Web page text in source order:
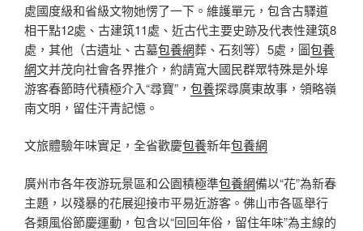
處國度級和省級文物她愣了一下。維護單元，包含古驛道
相干點12處、古建筑11處、近古代主要史跡及代表性建筑8
處，其他（古遺址、古墓包養網葬、石刻等）5處，圖包養
網文并茂向社會各界推介，約請寬大國民群眾特殊是外埠
游客春節時代積極介入“尋寶”， 包養探尋廣東故事，領略嶺
南文明，留住汗青記憶。
文旅體驗年味實足，全省歡慶包養新年包養網
廣州市各年夜游玩景區和公園積極準包養網備以“花”為新春
主題，以殘暴的花展迎接市平易近游客。佛山市各區舉行
各類風俗節慶運動，包含以“回回年俗，留住年味”為主線的